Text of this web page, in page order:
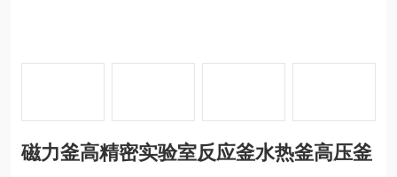
磁力釜高精密实验室反应釜水热釜高压釜